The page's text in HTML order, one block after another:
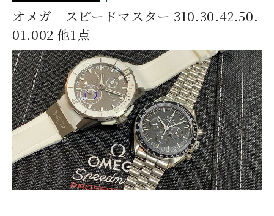
オメガ スピードマスター 310.30.42.50.
01.002 他1点